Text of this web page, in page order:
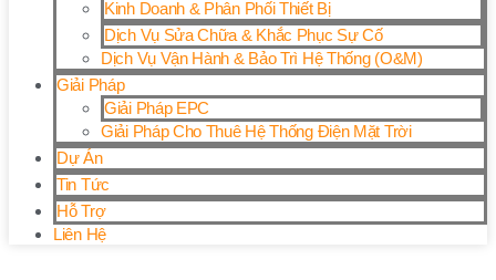
Kinh Doanh & Phân Phối Thiết Bị
Dịch Vụ Sửa Chữa & Khắc Phục Sự Cố
Dịch Vụ Vận Hành & Bảo Trì Hệ Thống (O&M)
Giải Pháp
Giải Pháp EPC
Giải Pháp Cho Thuê Hệ Thống Điện Mặt Trời
Dự Án
Tin Tức
Hỗ Trợ
Liên Hệ